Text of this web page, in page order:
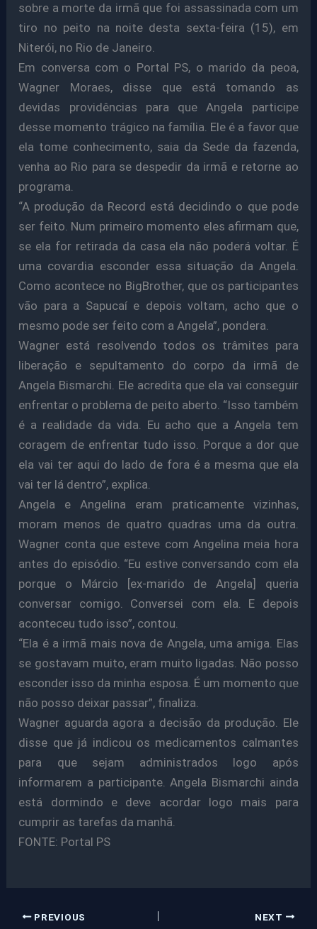
sobre a morte da irmã que foi assassinada com um
tiro no peito na noite desta sexta-feira (15), em
Niterói, no Rio de Janeiro.
Em conversa com o Portal PS, o marido da peoa,
Wagner Moraes, disse que está tomando as
devidas providências para que Angela participe
desse momento trágico na família. Ele é a favor que
ela tome conhecimento, saia da Sede da fazenda,
venha ao Rio para se despedir da irmã e retorne ao
programa.
“A produção da Record está decidindo o que pode
ser feito. Num primeiro momento eles afirmam que,
se ela for retirada da casa ela não poderá voltar. É
uma covardia esconder essa situação da Angela.
Como acontece no BigBrother, que os participantes
vão para a Sapucaí e depois voltam, acho que o
mesmo pode ser feito com a Angela”, pondera.
Wagner está resolvendo todos os trâmites para
liberação e sepultamento do corpo da irmã de
Angela Bismarchi. Ele acredita que ela vai conseguir
enfrentar o problema de peito aberto. “Isso também
é a realidade da vida. Eu acho que a Angela tem
coragem de enfrentar tudo isso. Porque a dor que
ela vai ter aqui do lado de fora é a mesma que ela
vai ter lá dentro”, explica.
Angela e Angelina eram praticamente vizinhas,
moram menos de quatro quadras uma da outra.
Wagner conta que esteve com Angelina meia hora
antes do episódio. “Eu estive conversando com ela
porque o Márcio [ex-marido de Angela] queria
conversar comigo. Conversei com ela. E depois
aconteceu tudo isso”, contou.
“Ela é a irmã mais nova de Angela, uma amiga. Elas
se gostavam muito, eram muito ligadas. Não posso
esconder isso da minha esposa. É um momento que
não posso deixar passar”, finaliza.
Wagner aguarda agora a decisão da produção. Ele
disse que já indicou os medicamentos calmantes
para que sejam administrados logo após
informarem a participante. Angela Bismarchi ainda
está dormindo e deve acordar logo mais para
cumprir as tarefas da manhã.
FONTE: Portal PS
PREVIOUS NEXT